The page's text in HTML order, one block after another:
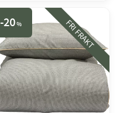
20% FRI FRAKT